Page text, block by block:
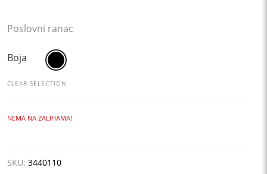
Poslovni ranac
Boja
CLEAR SELECTION
NEMA NA ZALIHAMA!
SKU: 3440110